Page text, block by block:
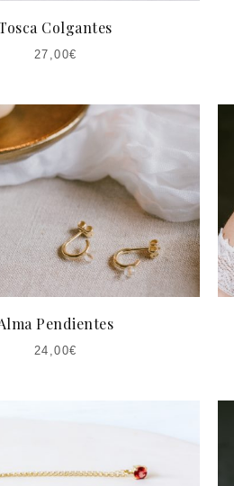
Colgantes
27,00€
Pendientes
24,00€